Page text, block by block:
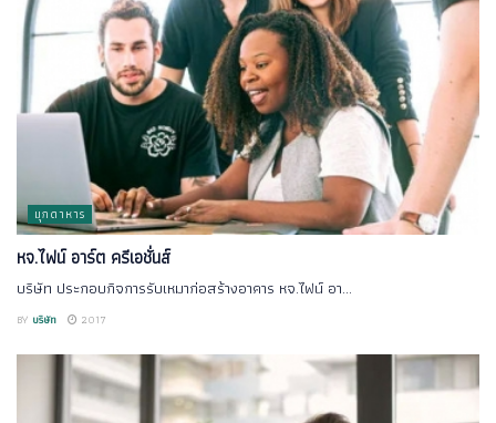
มุกดาหาร
หจ.ไฟน์ อาร์ต ครีเอชั่นส์
บริษัท ประกอบกิจการรับเหมาก่อสร้างอาคาร หจ.ไฟน์ อา...
BY บริษัท 2017